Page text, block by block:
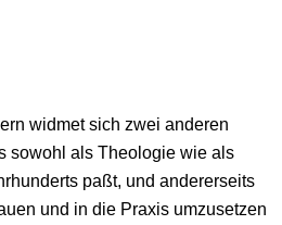
widmet sich zwei anderen
sowohl als Theologie wie als
paßt, und andererseits
und in die Praxis umzusetzen